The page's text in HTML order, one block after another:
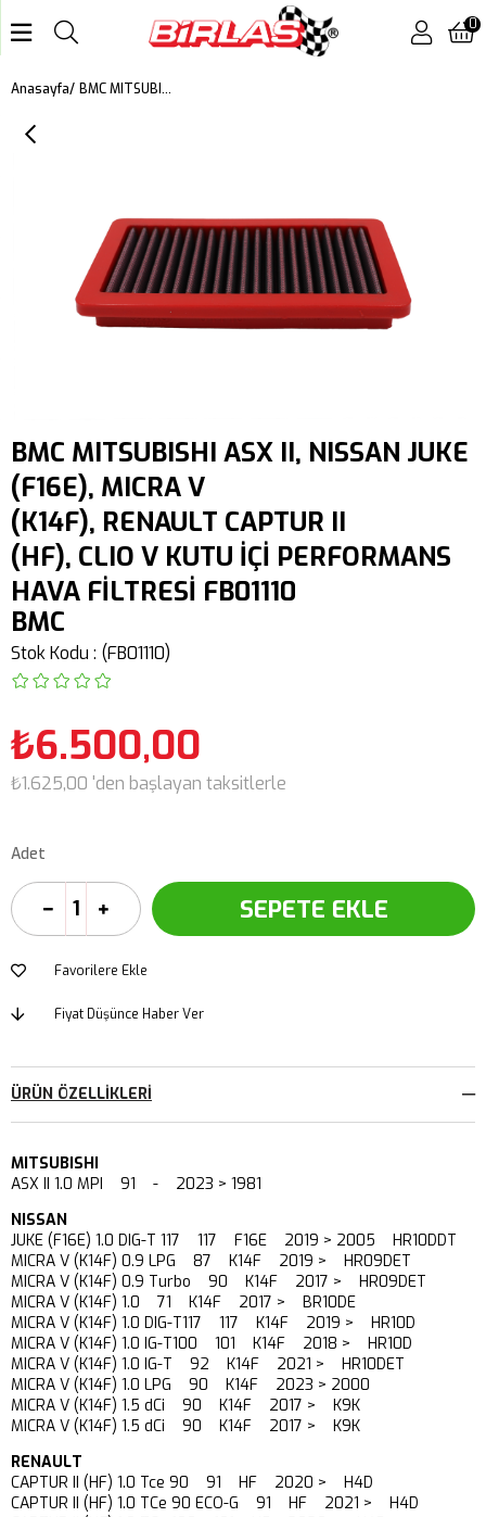
0
Anasayfa BMC MITSUBISHI ASX II, NISSAN JUKE (F16E), MICRA V (K14F), RENAULT CAPTUR II (HF), CLIO V KUTU İÇİ PERFORMANS HAVA FİLTRESİ FB01110
BMC MITSUBISHI ASX II, NISSAN JUKE
(F16E), MICRA V
(K14F), RENAULT CAPTUR II
(HF), CLIO V KUTU İÇİ PERFORMANS
HAVA FİLTRESİ FB01110
BMC
Stok Kodu (FB01110)
₺6.500,00
₺1.625,00 'den başlayan taksitlerle
Adet
Favorilere Ekle
Fiyat Düşünce Haber Ver
ÜRÜN ÖZELLIKLERI
MITSUBISHI
ASX II 1.0 MPI 91 - 2023 > 1981
NISSAN
JUKE (F16E) 1.0 DIG-T 117 117 F16E 2019 > 2005 HR10DDT
MICRA V (K14F) 0.9 LPG 87 K14F 2019 > HR09DET
MICRA V (K14F) 0.9 Turbo 90 K14F 2017 > HR09DET
MICRA V (K14F) 1.0 71 K14F 2017 > BR10DE
MICRA V (K14F) 1.0 DIG-T117 117 K14F 2019 > HR10D
MICRA V (K14F) 1.0 IG-T100 101 K14F 2018 > HR10D
MICRA V (K14F) 1.0 IG-T 92 K14F 2021 > HR10DET
MICRA V (K14F) 1.0 LPG 90 K14F 2023 > 2000
MICRA V (K14F) 1.5 dCi 90 K14F 2017 > K9K
MICRA V (K14F) 1.5 dCi 90 K14F 2017 > K9K
RENAULT
CAPTUR II (HF) 1.0 Tce 90 91 HF 2020 > H4D
CAPTUR II (HF) 1.0 TCe 90 ECO-G 91 HF 2021 > H4D